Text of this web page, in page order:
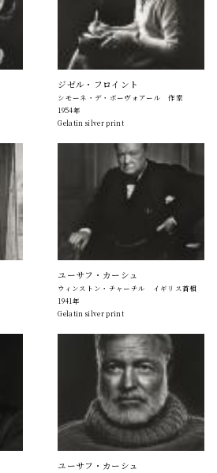
ジゼル・フロイント
シモーネ・デ・ボーヴォアール 作家
1954年
Gelatin silver print
ユーサフ・カーシュ
ウィンストン・チャーチル イギリス首相
1941年
Gelatin silver print
ユーサフ・カーシュ